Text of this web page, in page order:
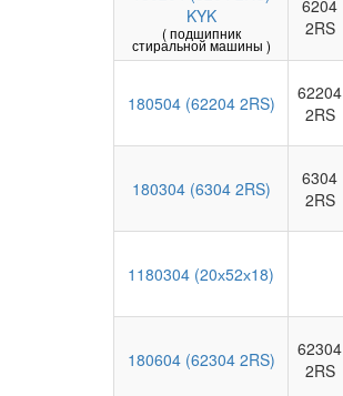
KYK
( подшипник
стиральной машины )
6204
2RS
180504 (62204 2RS)
62204
2RS
180304 (6304 2RS)
6304
2RS
1180304 (20х52х18)
180604 (62304 2RS)
62304
2RS